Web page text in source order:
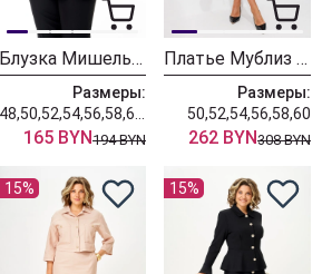
Блузка Мишель Шик 802 синий
Размеры:
165 BYN194 BYN
Платье Мублиз 342 красный
Размеры:
50,52,54,56,58,60
262 BYN308 BYN
15% 15%